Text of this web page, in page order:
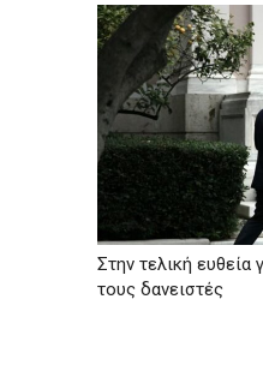
Στην τελική ευθεία
τους δανειστές